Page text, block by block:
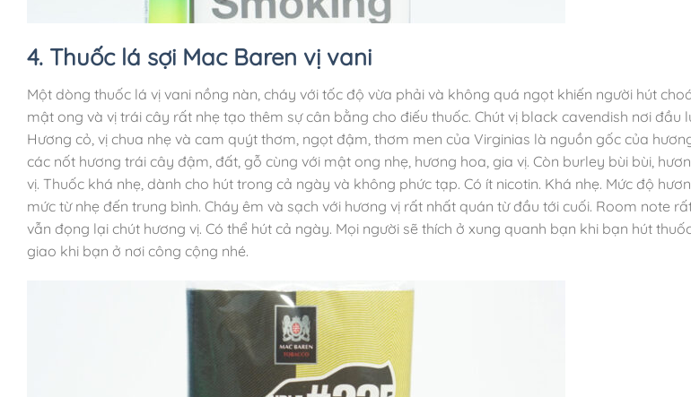
4. Thuốc lá sợi Mac Baren vị vani
Một dòng thuốc lá vị vani nồng nàn, cháy với tốc độ vừa phải và không quá ngọt khiến người hút
mật ong và vị trái cây rất nhẹ tạo thêm sự cân bằng cho điếu thuốc. Chút vị black cavendish nơi đầu
Hương cỏ, vị chua nhẹ và cam quýt thơm, ngọt đậm, thơm men của Virginias là nguồn gốc của
các nốt hương trái cây đậm, đất, gỗ cùng với mật ong nhẹ, hương hoa, gia vị. Còn burley bùi bùi,
vị. Thuốc khá nhẹ, dành cho hút trong cả ngày và không phức tạp. Có ít nicotin. Khá nhẹ. Mức độ
mức từ nhẹ đến trung bình. Cháy êm và sạch với hương vị rất nhất quán từ đầu tới cuối. Room note
vẫn đọng lại chút hương vị. Có thể hút cả ngày. Mọi người sẽ thích ở xung quanh bạn khi bạn hút
giao khi bạn ở nơi công cộng nhé.